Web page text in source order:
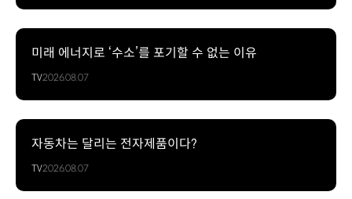
미래 에너지로 ‘수소’를 포기할 수 없는 이유
TV2026.08.07
자동차는 달리는 전자제품이다?
TV2026.08.07